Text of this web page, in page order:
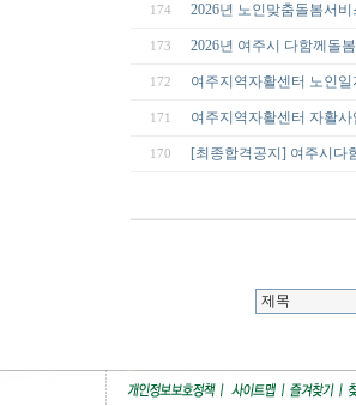
174 2026년 노인맞춤돌봄서
173 2026년 여주시 다함께돌
172 여주지역자활센터 노인
171 여주지역자활센터 자활
170 [최종합격공지] 여주시